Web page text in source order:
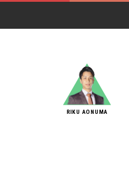
RIKU AONUMA